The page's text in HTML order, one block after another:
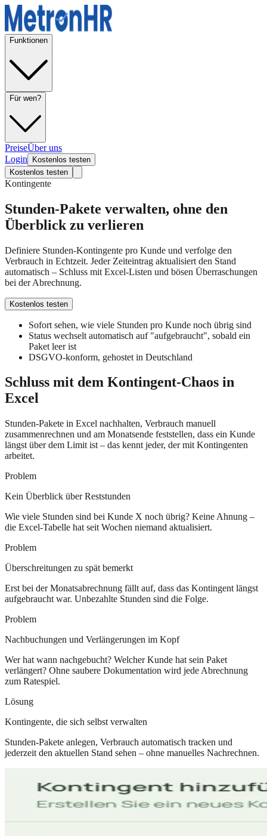
Funktionen
Für wen?
PreiseÜber uns
Login
Kostenlos testen
Kostenlos testen
Kontingente
Stunden-Pakete verwalten, ohne den
Überblick zu verlieren
Definiere Stunden-Kontingente pro Kunde und verfolge den
Verbrauch in Echtzeit. Jeder Zeiteintrag aktualisiert den Stand
automatisch – Schluss mit Excel-Listen und bösen Überraschungen
bei der Abrechnung.
Kostenlos testen
Sofort sehen, wie viele Stunden pro Kunde noch übrig sind
Status wechselt automatisch auf "aufgebraucht", sobald ein
Paket leer ist
DSGVO-konform, gehostet in Deutschland
Schluss mit dem Kontingent-Chaos in
Excel
Stunden-Pakete in Excel nachhalten, Verbrauch manuell
zusammenrechnen und am Monatsende feststellen, dass ein Kunde
längst über dem Limit ist – das kennt jeder, der mit Kontingenten
arbeitet.
Problem
Kein Überblick über Reststunden
Wie viele Stunden sind bei Kunde X noch übrig? Keine Ahnung –
die Excel-Tabelle hat seit Wochen niemand aktualisiert.
Problem
Überschreitungen zu spät bemerkt
Erst bei der Monatsabrechnung fällt auf, dass das Kontingent längst
aufgebraucht war. Unbezahlte Stunden sind die Folge.
Problem
Nachbuchungen und Verlängerungen im Kopf
Wer hat wann nachgebucht? Welcher Kunde hat sein Paket
verlängert? Ohne saubere Dokumentation wird jede Abrechnung
zum Ratespiel.
Lösung
Kontingente, die sich selbst verwalten
Stunden-Pakete anlegen, Verbrauch automatisch tracken und
jederzeit den aktuellen Stand sehen – ohne manuelles Nachrechnen.